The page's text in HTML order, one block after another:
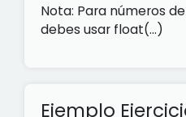
Nota: Para números
debes usar float(...)
Ejemplo